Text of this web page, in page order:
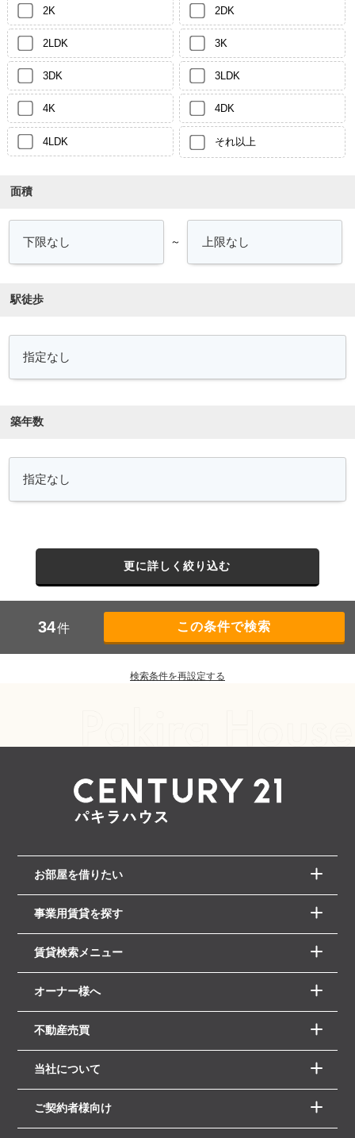
2K 2DK
2LDK 3K
3DK 3LDK
4K 4DK
4LDK それ以上
面積
～
駅徒歩
築年数
更に詳しく絞り込む
34件
検索条件を再設定する
お部屋を借りたい
事業用賃貸を探す
賃貸検索メニュー
オーナー様へ
不動産売買
当社について
ご契約者様向け